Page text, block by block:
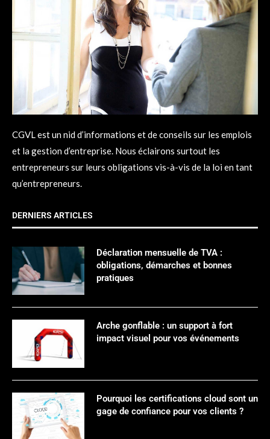
CGVL est un nid d’informations et de conseils sur les emplois
et la gestion d’entreprise. Nous éclairons surtout les
entrepreneurs sur leurs obligations vis-à-vis de la loi en tant
qu’entrepreneurs.
DERNIERS ARTICLES
Déclaration mensuelle de TVA :
obligations, démarches et bonnes
pratiques
Arche gonflable : un support à fort
impact visuel pour vos événements
Pourquoi les certifications cloud sont un
gage de confiance pour vos clients ?